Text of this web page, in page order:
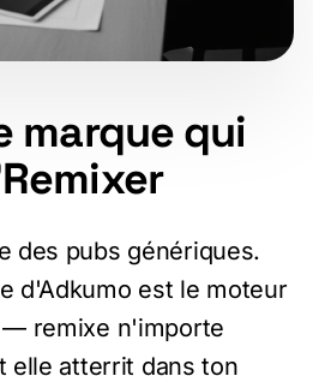
marque qui
des pubs génériques.
d'Adkumo est le moteur
remixe n'importe
elle atterrit dans ton